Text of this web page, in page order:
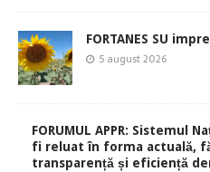
FORTANES SU
5 august 2026
FORUMUL APPR: Sistemul
fi reluat în forma actuală,
transparență și eficiență